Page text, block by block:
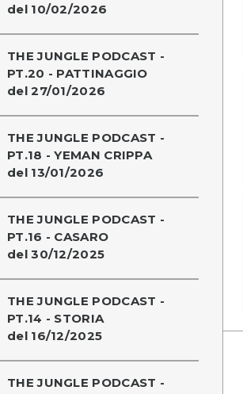
del 10/02/2026
THE JUNGLE PODCAST -
PT.20 - PATTINAGGIO
del 27/01/2026
THE JUNGLE PODCAST -
PT.18 - YEMAN CRIPPA
del 13/01/2026
THE JUNGLE PODCAST -
PT.16 - CASARO
del 30/12/2025
THE JUNGLE PODCAST -
PT.14 - STORIA
del 16/12/2025
THE JUNGLE PODCAST -